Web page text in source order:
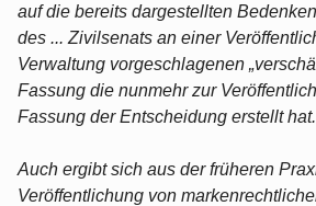
auf die bereits dargestellten
des ... Zivilsenats an einer
Verwaltung vorgeschlagenen
Fassung die nunmehr zur
Fassung der Entscheidung erstellt hat.
Auch ergibt sich aus der früheren
Veröffentlichung von